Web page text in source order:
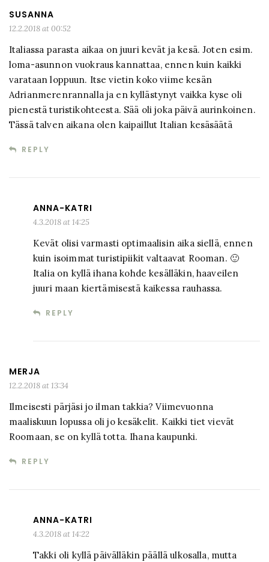
SUSANNA
12.2.2018 at 00:52
Italiassa parasta aikaa on juuri kevät ja kesä. Joten esim.
loma-asunnon vuokraus kannattaa, ennen kuin kaikki
varataan loppuun. Itse vietin koko viime kesän
Adrianmerenrannalla ja en kyllästynyt vaikka kyse oli
pienestä turistikohteesta. Sää oli joka päivä aurinkoinen.
Tässä talven aikana olen kaipaillut Italian kesäsäätä
REPLY
ANNA-KATRI
4.3.2018 at 14:25
Kevät olisi varmasti optimaalisin aika siellä, ennen
kuin isoimmat turistipiikit valtaavat Rooman. 🙂
Italia on kyllä ihana kohde kesälläkin, haaveilen
juuri maan kiertämisestä kaikessa rauhassa.
REPLY
MERJA
12.2.2018 at 13:34
Ilmeisesti pärjäsi jo ilman takkia? Viimevuonna
maaliskuun lopussa oli jo kesäkelit. Kaikki tiet vievät
Roomaan, se on kyllä totta. Ihana kaupunki.
REPLY
ANNA-KATRI
4.3.2018 at 14:22
Takki oli kyllä päivälläkin päällä ulkosalla, mutta